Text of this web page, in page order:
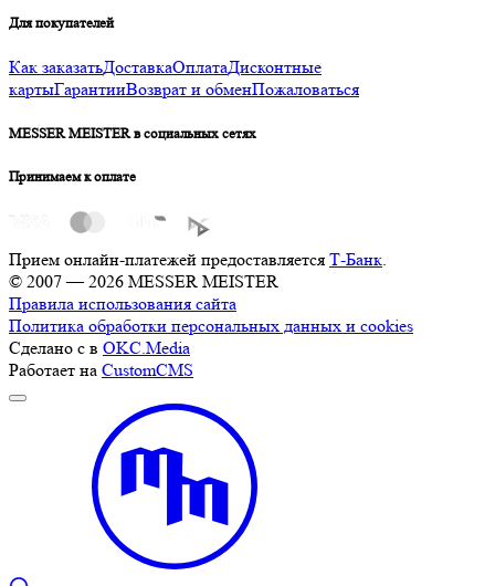
Для покупателей
Как заказатьДоставкаОплатаДисконтные
картыГарантииВозврат и обменПожаловаться
MESSER MEISTER в социальных сетях
Принимаем к оплате
Прием онлайн-платежей предоставляется Т-Банк
© 2007 — 2026 MESSER MEISTER
Правила использования сайта
Политика обработки персональных данных и cookies
Сделано с в OKC.Media
Работает на CustomCMS